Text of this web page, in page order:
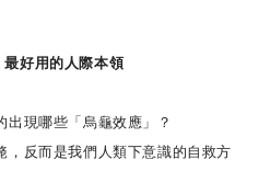
好用的人際本領
現哪些「烏龜效應」？
反而是我們人類下意識的自救方